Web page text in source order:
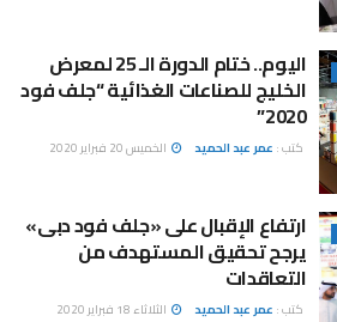
اليوم.. ختام الدورة الـ 25 لمعرض
الخليج للصناعات الغذائية “جلف فود
2020”
كتب : عمر عبد الحميد الخميس 20 فبراير 2020
ارتفاع الإقبال على «جلف فود دبى»
يرجح تحقيق المستهدف من
التعاقدات
كتب : عمر عبد الحميد الثلاثاء 18 فبراير 2020